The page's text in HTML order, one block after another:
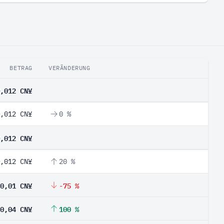
BETRAG VERÄNDERUNG
CN¥
CN¥ 0 %
CN¥
CN¥ 20 %
0,01 CN¥ -75 %
0,04 CN¥ 100 %